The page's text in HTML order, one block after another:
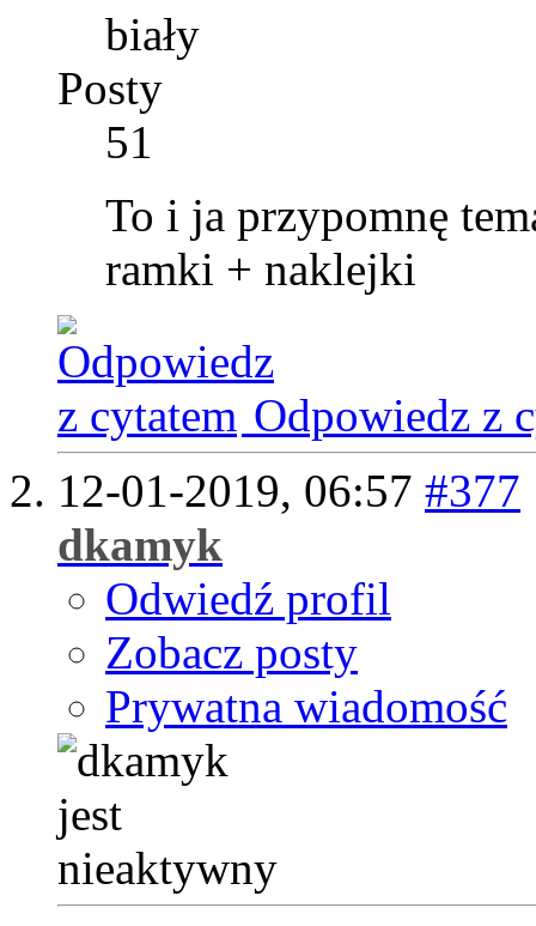
biały
Posty
51
To i ja przypomnę
ramki + naklejki
Odpowiedz z
12-01-2019, 06:57 #377
dkamyk
Odwiedź profil
Zobacz posty
Prywatna wiadomość